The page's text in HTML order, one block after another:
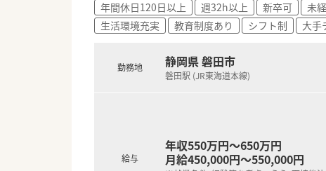
■月～土 8時30分～17時までの
■週2日～5日、勤務曜日はご相談
年間休日120日以上 週32h以上 新卒可 未
生活環境充実
教育制度あり シフト制 大手
勤務地 静岡県 磐田市
磐田駅 (JR東海道本線)
給与
年収550万円～650万円
月給450,000円～550,000円